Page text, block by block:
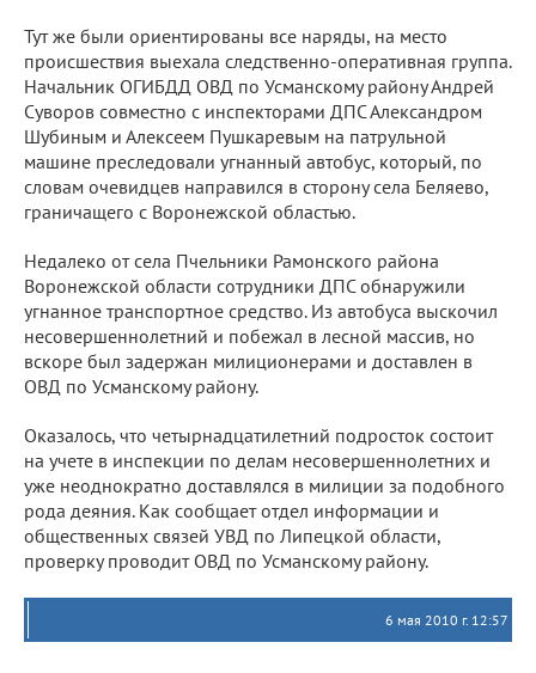
Тут же были ориентированы все наряды, на место
происшествия выехала следственно-оперативная группа.
Начальник ОГИБДД ОВД по Усманскому району Андрей
Суворов совместно с инспекторами ДПС Александром
Шубиным и Алексеем Пушкаревым на патрульной
машине преследовали угнанный автобус, который, по
словам очевидцев направился в сторону села Беляево,
граничащего с Воронежской областью.
Недалеко от села Пчельники Рамонского района
Воронежской области сотрудники ДПС обнаружили
угнанное транспортное средство. Из автобуса выскочил
несовершеннолетний и побежал в лесной массив, но
вскоре был задержан милиционерами и доставлен в
ОВД по Усманскому району.
Оказалось, что четырнадцатилетний подросток состоит
на учете в инспекции по делам несовершеннолетних и
уже неоднократно доставлялся в милиции за подобного
рода деяния. Как сообщает отдел информации и
общественных связей УВД по Липецкой области,
проверку проводит ОВД по Усманскому району.
6 мая 2010 г. 12:57